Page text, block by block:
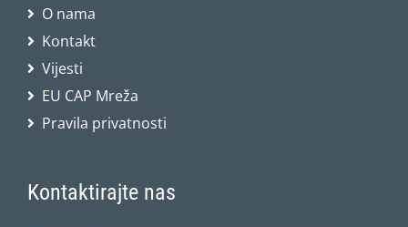
O nama
Kontakt
Vijesti
EU CAP Mreža
Pravila privatnosti
Kontaktirajte nas